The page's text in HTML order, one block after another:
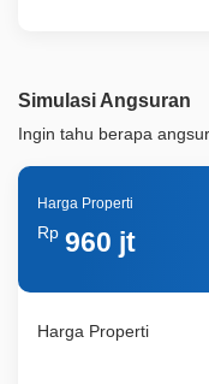
Simulasi Angsuran
Ingin tahu berapa
Harga Properti
Harga Properti
Rp 960 jt